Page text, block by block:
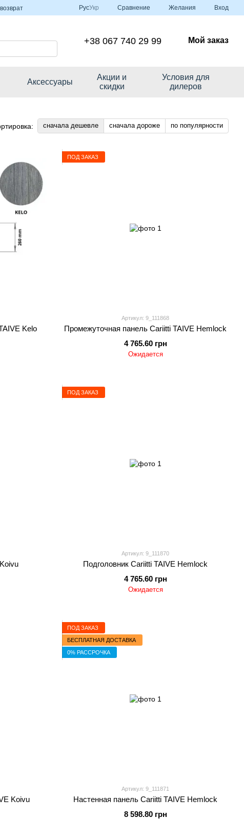
РусУкр Сравнение Желания Вход
+38 067 740 29 99 Мой заказ
Аксессуары
Акции и
скидки
Условия для
дилеров
сначала дешевле сначала дороже по популярности
Kelo
ПОД ЗАКАЗ
Артикул: 9_111868
Промежуточная панель Cariitti TAIVE Hemlock
4 765.60 грн
Ожидается
ПОД ЗАКАЗ
Артикул: 9_111870
Подголовник Cariitti TAIVE Hemlock
4 765.60 грн
Ожидается
Koivu
ПОД ЗАКАЗ
БЕСПЛАТНАЯ ДОСТАВКА
0% РАССРОЧКА
Артикул: 9_111871
Настенная панель Cariitti TAIVE Hemlock
8 598.80 грн